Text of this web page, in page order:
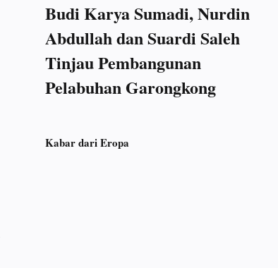
Budi Karya Sumadi, Nurdin
Abdullah dan Suardi Saleh
Tinjau Pembangunan
Pelabuhan Garongkong
Kabar dari Eropa